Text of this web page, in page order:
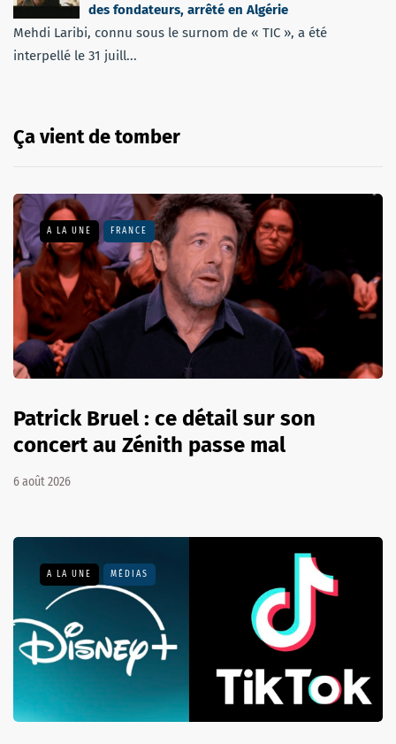
des fondateurs, arrêté en Algérie
Mehdi Laribi, connu sous le surnom de « TIC », a été
interpellé le 31 juill...
Ça vient de tomber
A LA UNE FRANCE
Patrick Bruel : ce détail sur son
concert au Zénith passe mal
6 août 2026
A LA UNE MÉDIAS